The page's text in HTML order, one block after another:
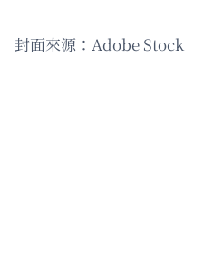
封面來源：Adobe Stock